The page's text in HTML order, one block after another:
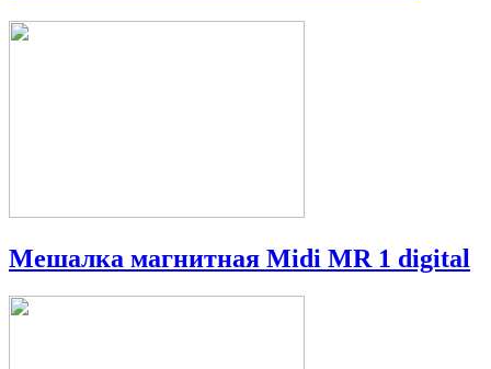
Мешалка магнитная Midi MR 1 digital